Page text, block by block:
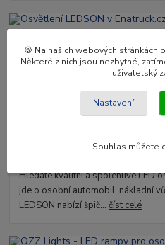
Hledáte kvalitní a spolehlivé LED
jde o osobní automobil, nákladní
LEDSON nabízí špič...číst celé
🍪 Na našich webových
Některé z nich jsou nezbytné,
uživatelský
Nastavení
Souhlas můžete